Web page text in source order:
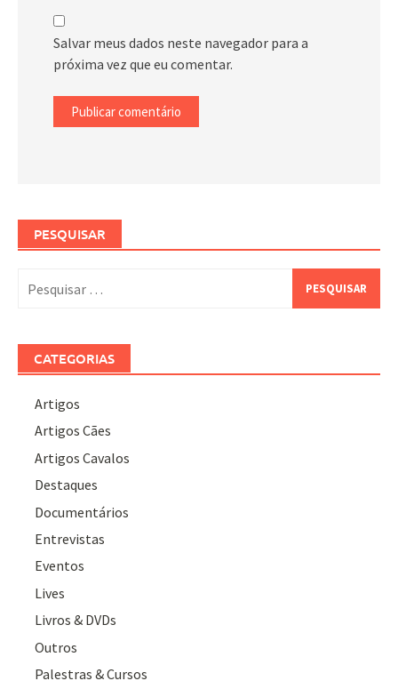
Salvar meus dados neste navegador para a
próxima vez que eu comentar.
PESQUISAR
por:
CATEGORIAS
Artigos
Artigos Cães
Artigos Cavalos
Destaques
Documentários
Entrevistas
Eventos
Lives
Livros & DVDs
Outros
Palestras & Cursos